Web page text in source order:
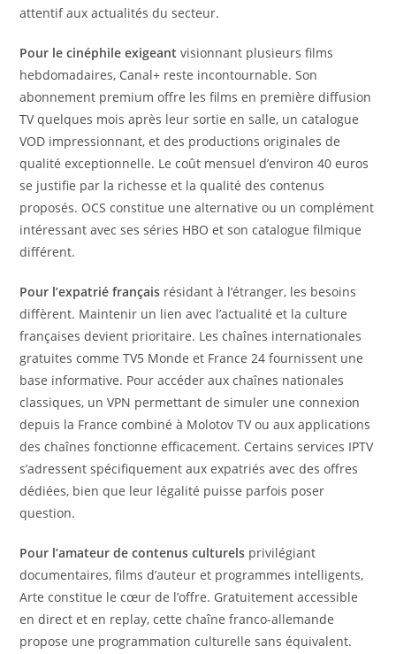
attentif aux actualités du secteur.
Pour le cinéphile exigeant visionnant plusieurs films
hebdomadaires, Canal+ reste incontournable. Son
abonnement premium offre les films en première diffusion
TV quelques mois après leur sortie en salle, un catalogue
VOD impressionnant, et des productions originales de
qualité exceptionnelle. Le coût mensuel d’environ 40 euros
se justifie par la richesse et la qualité des contenus
proposés. OCS constitue une alternative ou un complément
intéressant avec ses séries HBO et son catalogue filmique
différent.
Pour l’expatrié français résidant à l’étranger, les besoins
diffèrent. Maintenir un lien avec l’actualité et la culture
françaises devient prioritaire. Les chaînes internationales
gratuites comme TV5 Monde et France 24 fournissent une
base informative. Pour accéder aux chaînes nationales
classiques, un VPN permettant de simuler une connexion
depuis la France combiné à Molotov TV ou aux applications
des chaînes fonctionne efficacement. Certains services IPTV
s’adressent spécifiquement aux expatriés avec des offres
dédiées, bien que leur légalité puisse parfois poser
question.
Pour l’amateur de contenus culturels privilégiant
documentaires, films d’auteur et programmes intelligents,
Arte constitue le cœur de l’offre. Gratuitement accessible
en direct et en replay, cette chaîne franco-allemande
propose une programmation culturelle sans équivalent.